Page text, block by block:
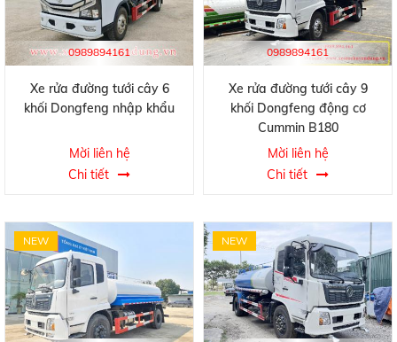
0989894161
Xe rửa đường tưới cây 6
khối Dongfeng nhập khẩu
Mời liên hệ
Chi tiết
0989894161
Xe rửa đường tưới cây 9
khối Dongfeng động cơ
Cummin B180
Mời liên hệ
Chi tiết
NEW NEW